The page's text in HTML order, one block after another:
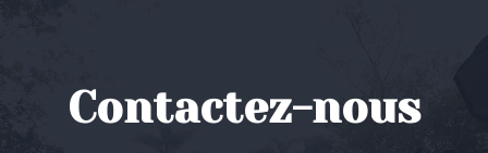
Contactez-nous